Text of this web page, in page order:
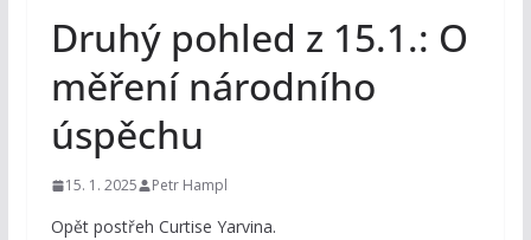
Druhý pohled z 15.1.: O
měření národního
úspěchu
15. 1. 2025 Petr Hampl
Opět postřeh Curtise Yarvina.